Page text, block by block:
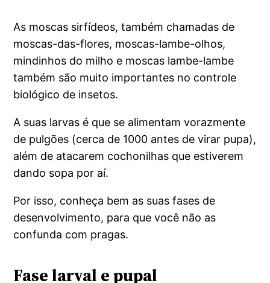
As moscas sirfídeos, também chamadas de
moscas-das-flores, moscas-lambe-olhos,
mindinhos do milho e moscas lambe-lambe
também são muito importantes no controle
biológico de insetos.
A suas larvas é que se alimentam vorazmente
de pulgões (cerca de 1000 antes de virar pupa),
além de atacarem cochonilhas que estiverem
dando sopa por aí.
Por isso, conheça bem as suas fases de
desenvolvimento, para que você não as
confunda com pragas.
Fase larval e pupal